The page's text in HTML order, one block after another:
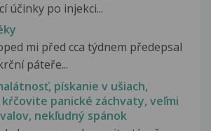
účinky po injekci...
mi před cca týdnem předepsal
páteře...
pískanie v ušiach,
panické záchvaty, veľmi
nekľudný spánok